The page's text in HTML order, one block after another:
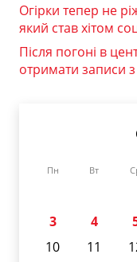
Огірки тепер не
який став хітом
Після погоні в
отримати записи
Пн Вт
3
4
10
11